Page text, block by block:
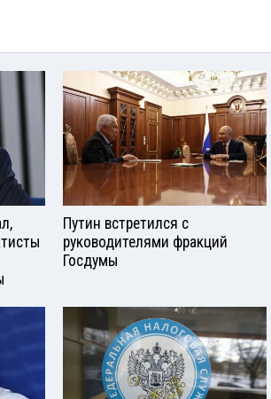
Путин встретился с
руководителями фракций
Госдумы